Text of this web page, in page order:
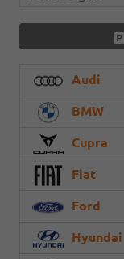
Audi
BMW
Cupra
Fiat
Ford
Hyundai